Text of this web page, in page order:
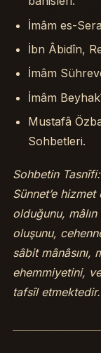
İmâm es-
İbn Âbidîn,
İmâm
İmâm
Mustafâ
Sohbetleri.
Sohbetin
Sünnet’e
olduğunu, mâlın
oluşunu,
sâbit mânâsını,
ehemmiyetini,
tafsîl etmektedir.